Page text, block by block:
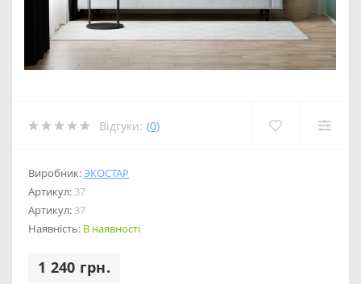
Відгуки: (0)
Виробник:ЭКОСТАР
Артикул: 37
Артикул: 37
Наявність: В наявності
1 240 грн.